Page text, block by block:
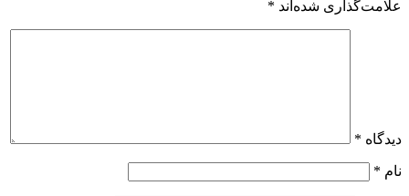
علامت‌گذاری شده‌اند *
دیدگاه *
نام *